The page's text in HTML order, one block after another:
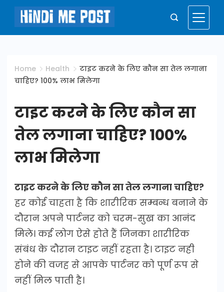
Skip
content
Hindi
Me
Post
Home Health
टाइट करने के लिए कौन सा तेल लगाना
चाहिए? 100% लाभ मिलेगा
टाइट करने के लिए कौन सा
तेल लगाना चाहिए? 100%
लाभ मिलेगा
टाइट करने के लिए कौन सा तेल लगाना चाहिए?
हर कोई चाहता है कि शारीरिक सम्बन्ध बनाने के
दौरान अपने पार्टनर को चरम-सुख का आनंद
मिले। कई लोग ऐसे होते हैं जिनका शारीरिक
संबंध के दौरान टाइट नहीं रहता है। टाइट नही
होने की वजह से आपके पार्टनर को पूर्ण रूप से
नहीं मिल पाती है।